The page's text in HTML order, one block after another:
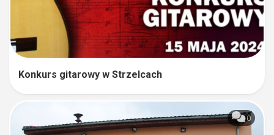
Konkurs gitarowy w Strzelcach
0